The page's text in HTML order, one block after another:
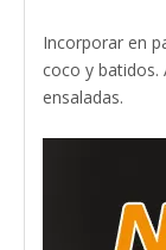
Incorporar en
coco y batidos.
ensaladas.